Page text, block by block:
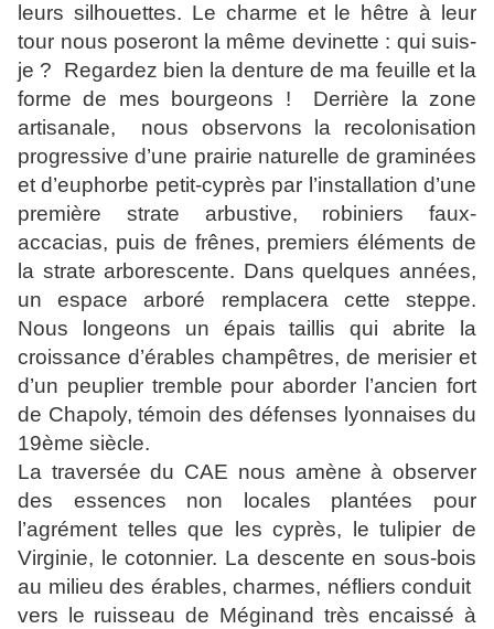
leurs silhouettes. Le charme et le hêtre à leur
tour nous poseront la même devinette : qui suis-
je ? Regardez bien la denture de ma feuille et la
forme de mes bourgeons ! Derrière la zone
artisanale, nous observons la recolonisation
progressive d’une prairie naturelle de graminées
et d’euphorbe petit-cyprès par l’installation d’une
première strate arbustive, robiniers faux-
accacias, puis de frênes, premiers éléments de
la strate arborescente. Dans quelques années,
un espace arboré remplacera cette steppe.
Nous longeons un épais taillis qui abrite la
croissance d’érables champêtres, de merisier et
d’un peuplier tremble pour aborder l’ancien fort
de Chapoly, témoin des défenses lyonnaises du
19ème siècle.
La traversée du CAE nous amène à observer
des essences non locales plantées pour
l’agrément telles que les cyprès, le tulipier de
Virginie, le cotonnier. La descente en sous-bois
au milieu des érables, charmes, néfliers conduit
vers le ruisseau de Méginand très encaissé à